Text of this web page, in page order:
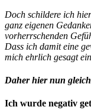
Doch schildere ich
ganz eigenen
vorherrschenden
Dass ich damit eine
mich ehrlich gesagt
Daher hier nun
Ich wurde negativ